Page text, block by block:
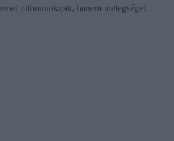
otthonunknak, hanem melegséget,